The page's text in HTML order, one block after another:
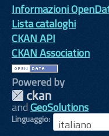
Informazioni
Lista cataloghi
CKAN API
CKAN Association
Powered by
andGeoSolutions
Linguaggio